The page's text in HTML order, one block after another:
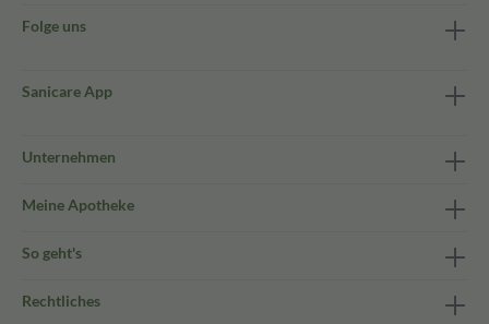
Folge uns
Sanicare App
Unternehmen
Meine Apotheke
So geht's
Rechtliches